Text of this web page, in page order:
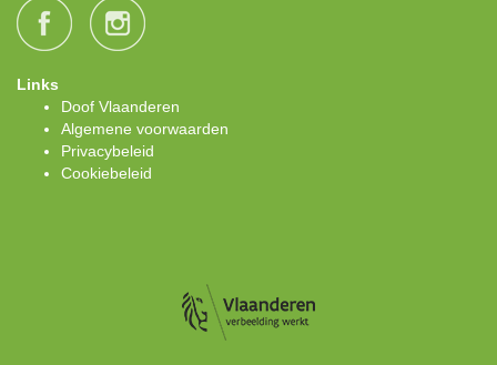
Links
Doof Vlaanderen
Algemene voorwaarden
Privacybeleid
Cookiebeleid